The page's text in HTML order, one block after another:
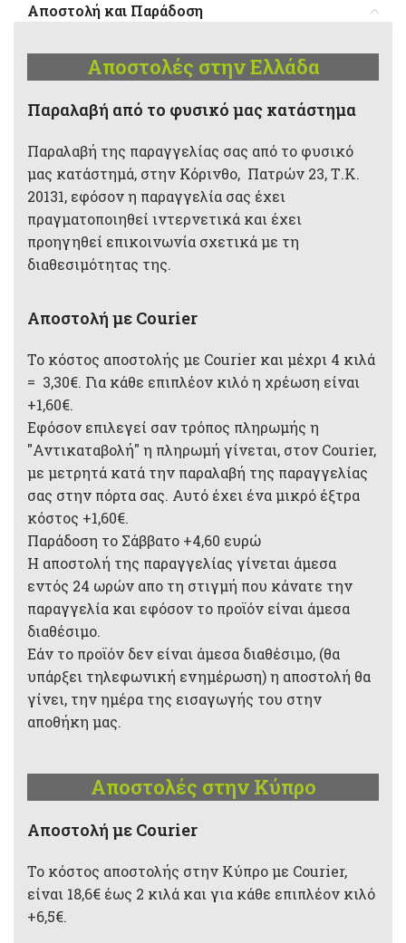
Αποστολή και Παράδοση
Αποστολές στην Ελλάδα
Παραλαβή από το φυσικό μας κατάστημα
Παραλαβή της παραγγελίας σας από το φυσικό
μας κατάστημά, στην Κόρινθο, Πατρών 23, Τ.Κ.
20131, εφόσον η παραγγελία σας έχει
πραγματοποιηθεί ιντερνετικά και έχει
προηγηθεί επικοινωνία σχετικά με τη
διαθεσιμότητας της.
Αποστολή με Courier
Το κόστος αποστολής με Courier και μέχρι 4 κιλά
= 3,30€. Για κάθε επιπλέον κιλό η χρέωση είναι
+1,60€.
Εφόσον επιλεγεί σαν τρόπος πληρωμής η
"Αντικαταβολή" η πληρωμή γίνεται, στον Courier,
με μετρητά κατά την παραλαβή της παραγγελίας
σας στην πόρτα σας. Αυτό έχει ένα μικρό έξτρα
κόστος +1,60€.
Παράδοση το Σάββατο +4,60 ευρώ
Η αποστολή της παραγγελίας γίνεται άμεσα
εντός 24 ωρών απο τη στιγμή που κάνατε την
παραγγελία και εφόσον το προϊόν είναι άμεσα
διαθέσιμο.
Εάν το προϊόν δεν είναι άμεσα διαθέσιμο, (θα
υπάρξει τηλεφωνική ενημέρωση) η αποστολή θα
γίνει, την ημέρα της εισαγωγής του στην
αποθήκη μας.
Αποστολές στην Κύπρο
Aποστολή με Courier
Το κόστος αποστολής στην Κύπρο με Courier,
είναι 18,6€ έως 2 κιλά και για κάθε επιπλέον κιλό
+6,5€.